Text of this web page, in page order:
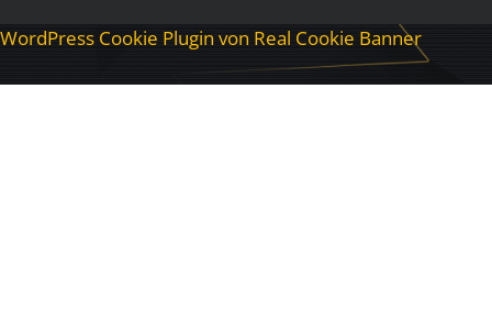
WordPress Cookie Plugin von Real Cookie Banner